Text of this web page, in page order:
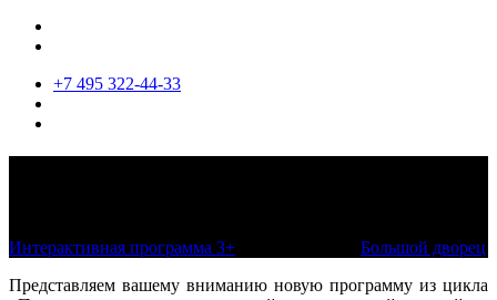
+7 495 322-44-33
Интерактивная программа 3+
Большой дворец
Представляем вашему вниманию новую программу из цикла